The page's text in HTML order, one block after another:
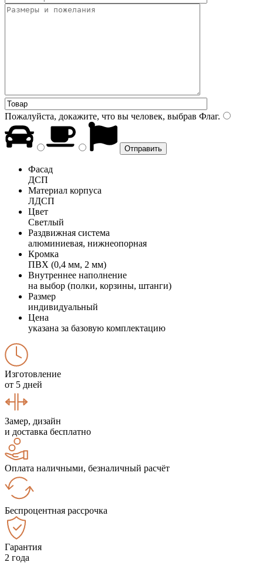
Пожалуйста, докажите, что вы человек, выбрав Флаг.
Фасад
ДСП
Материал корпуса
ЛДСП
Цвет
Светлый
Раздвижная система
алюминиевая, нижнеопорная
Кромка
ПВХ (0,4 мм, 2 мм)
Внутреннее наполнение
на выбор (полки, корзины, штанги)
Размер
индивидуальный
Цена
указана за базовую комплектацию
Изготовление
от 5 дней
Замер, дизайн
и доставка бесплатно
Оплата наличными, безналичный расчёт
Беспроцентная рассрочка
Гарантия
2 года